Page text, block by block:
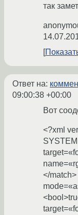
так
Ответ на:
09:00:38 +00:00
Вот
<?xml
</